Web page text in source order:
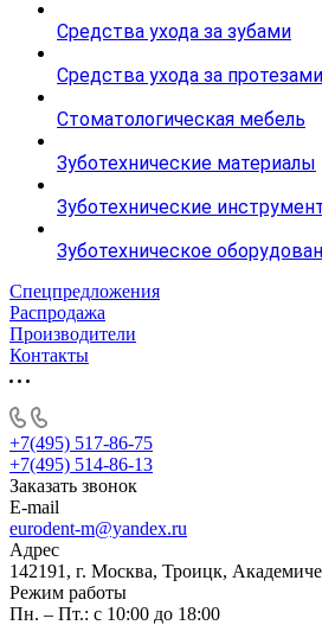
Средства ухода за зубами
Средства ухода за протезами
Стоматологическая мебель
Зуботехнические материалы
Зуботехнические
Зуботехническое
Спецпредложения
Распродажа
Производители
Контакты
+7(495) 517-86-75
+7(495) 514-86-13
Заказать звонок
E-mail
eurodent-m@yandex.ru
Адрес
142191, г. Москва, Троицк,
Режим работы
Пн. – Пт.: с 10:00 до 18:00